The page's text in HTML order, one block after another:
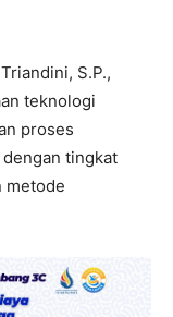
S.P.,
teknologi
proses
tingkat
metode